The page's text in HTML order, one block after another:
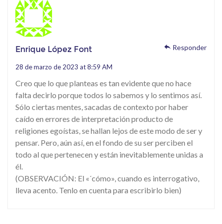
Enrique López Font Responder
28 de marzo de 2023 at 8:59 AM
Creo que lo que planteas es tan evidente que no hace
falta decirlo porque todos lo sabemos y lo sentimos así.
Sólo ciertas mentes, sacadas de contexto por haber
caído en errores de interpretación producto de
religiones egoístas, se hallan lejos de este modo de ser y
pensar. Pero, aún así, en el fondo de su ser perciben el
todo al que pertenecen y están inevitablemente unidas a
él.
(OBSERVACIÓN: El «´cómo», cuando es interrogativo,
lleva acento. Tenlo en cuenta para escribirlo bien)